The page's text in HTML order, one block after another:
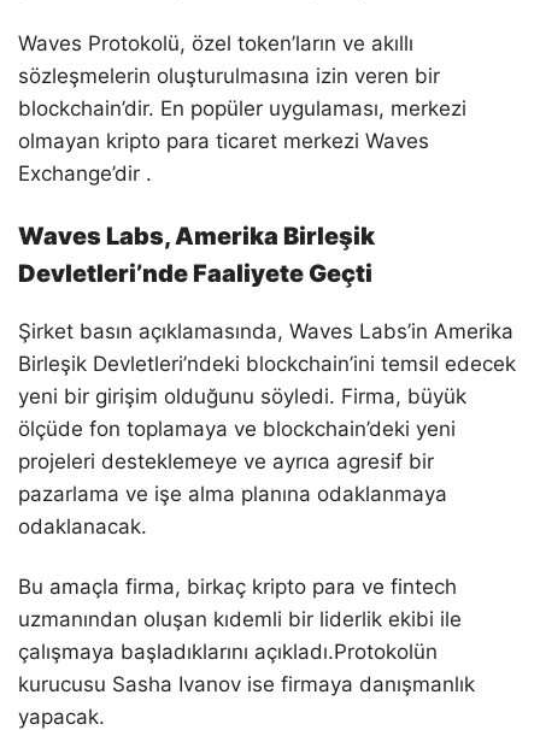
Waves Protokolü, özel token’ların ve akıllı
sözleşmelerin oluşturulmasına izin veren bir
blockchain’dir. En popüler uygulaması, merkezi
olmayan kripto para ticaret merkezi Waves
Exchange’dir .
Waves Labs, Amerika Birleşik
Devletleri’nde Faaliyete Geçti
Şirket basın açıklamasında, Waves Labs’in Amerika
Birleşik Devletleri’ndeki blockchain’ini temsil edecek
yeni bir girişim olduğunu söyledi. Firma, büyük
ölçüde fon toplamaya ve blockchain’deki yeni
projeleri desteklemeye ve ayrıca agresif bir
pazarlama ve işe alma planına odaklanmaya
odaklanacak.
Bu amaçla firma, birkaç kripto para ve fintech
uzmanından oluşan kıdemli bir liderlik ekibi ile
çalışmaya başladıklarını açıkladı.Protokolün
kurucusu Sasha Ivanov ise firmaya danışmanlık
yapacak.